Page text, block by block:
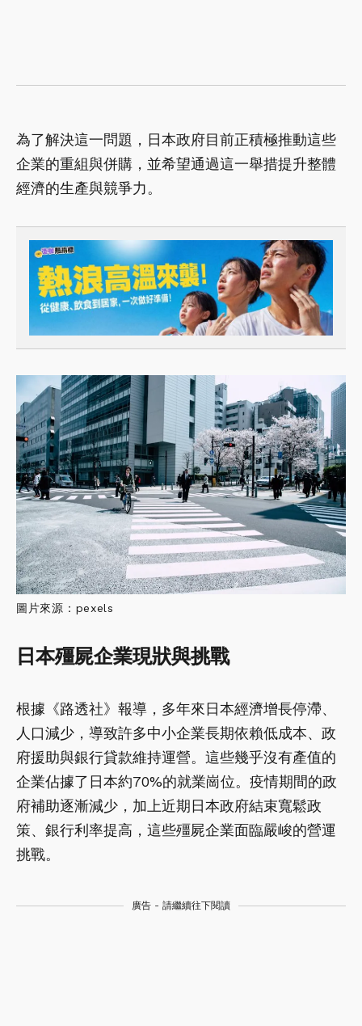
為了解決這一問題，日本政府目前正積極推動這些
企業的重組與併購，並希望通過這一舉措提升整體
經濟的生產與競爭力。
圖片來源：pexels
日本殭屍企業現狀與挑戰
根據《路透社》報導，多年來日本經濟增長停滯、
人口減少，導致許多中小企業長期依賴低成本、政
府援助與銀行貸款維持運營。這些幾乎沒有產值的
企業佔據了日本約70%的就業崗位。疫情期間的政
府補助逐漸減少，加上近期日本政府結束寬鬆政
策、銀行利率提高，這些殭屍企業面臨嚴峻的營運
挑戰。
廣告 - 請繼續往下閱讀